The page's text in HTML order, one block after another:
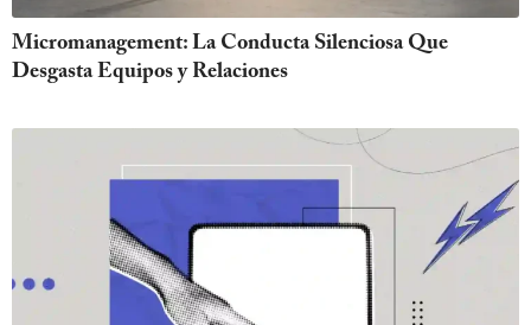
Micromanagement: La Conducta Silenciosa Que
Desgasta Equipos y Relaciones